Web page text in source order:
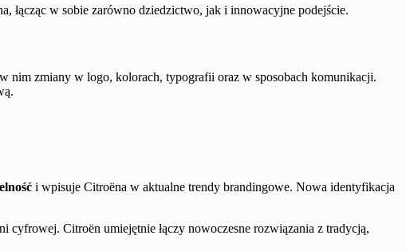
łącząc w sobie zarówno dziedzictwo, jak i innowacyjne podejście.
nim zmiany w logo, kolorach, typografii oraz w sposobach komunikacji.
i wpisuje Citroëna w aktualne trendy brandingowe. Nowa identyfikacja
cyfrowej. Citroën umiejętnie łączy nowoczesne rozwiązania z tradycją,